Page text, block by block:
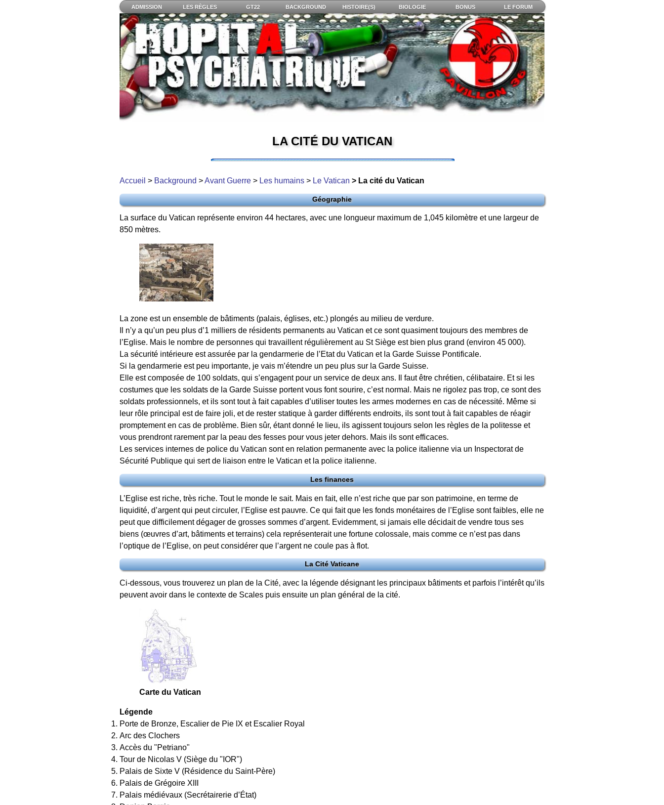
LA CITÉ DU VATICAN
Accueil > Background >Avant Guerre > Les humains > Le Vatican > La cité du Vatican
Géographie
La surface du Vatican représente environ 44 hectares, avec une longueur maximum de 1,045 kilomètre et une largeur de
850 mètres.
La zone est un ensemble de bâtiments (palais, églises, etc.) plongés au milieu de verdure.
Il n’y a qu’un peu plus d’1 milliers de résidents permanents au Vatican et ce sont quasiment toujours des membres de
l’Eglise. Mais le nombre de personnes qui travaillent régulièrement au St Siège est bien plus grand (environ 45 000).
La sécurité intérieure est assurée par la gendarmerie de l’Etat du Vatican et la Garde Suisse Pontificale.
Si la gendarmerie est peu importante, je vais m’étendre un peu plus sur la Garde Suisse.
Elle est composée de 100 soldats, qui s’engagent pour un service de deux ans. Il faut être chrétien, célibataire. Et si les
costumes que les soldats de la Garde Suisse portent vous font sourire, c’est normal. Mais ne rigolez pas trop, ce sont des
soldats professionnels, et ils sont tout à fait capables d’utiliser toutes les armes modernes en cas de nécessité. Même si
leur rôle principal est de faire joli, et de rester statique à garder différents endroits, ils sont tout à fait capables de réagir
promptement en cas de problème. Bien sûr, étant donné le lieu, ils agissent toujours selon les règles de la politesse et
vous prendront rarement par la peau des fesses pour vous jeter dehors. Mais ils sont efficaces.
Les services internes de police du Vatican sont en relation permanente avec la police italienne via un Inspectorat de
Sécurité Publique qui sert de liaison entre le Vatican et la police italienne.
Les finances
L’Eglise est riche, très riche. Tout le monde le sait. Mais en fait, elle n’est riche que par son patrimoine, en terme de
liquidité, d’argent qui peut circuler, l’Eglise est pauvre. Ce qui fait que les fonds monétaires de l’Eglise sont faibles, elle ne
peut que difficilement dégager de grosses sommes d’argent. Evidemment, si jamais elle décidait de vendre tous ses
biens (œuvres d’art, bâtiments et terrains) cela représenterait une fortune colossale, mais comme ce n’est pas dans
l’optique de l’Eglise, on peut considérer que l’argent ne coule pas à flot.
La Cité Vaticane
Ci-dessous, vous trouverez un plan de la Cité, avec la légende désignant les principaux bâtiments et parfois l’intérêt qu’ils
peuvent avoir dans le contexte de Scales puis ensuite un plan général de la cité.
Carte du Vatican
Légende
Porte de Bronze, Escalier de Pie IX et Escalier Royal
Arc des Clochers
Accès du "Petriano"
Tour de Nicolas V (Siège du "IOR")
Palais de Sixte V (Résidence du Saint-Père)
Palais de Grégoire XIII
Palais médiévaux (Secrétairerie d’État)
ADMISSION LES RÈGLES GT22 BACKGROUND HISTOIRE(S) BIOLOGIE BONUS LE FORUM